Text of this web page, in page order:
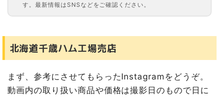
す。最新情報はSNSなどをご確認ください。
北海道千歳ハム工場売店
まず、参考にさせてもらったInstagramをどうぞ。
動画内の取り扱い商品や価格は撮影日のもので日に